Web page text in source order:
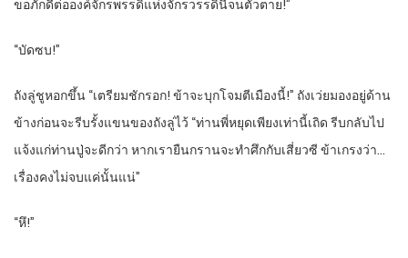
ขอภักดีต่อองค์จักรพรรดิแห่งจักรวรรดินี้จนตัวตาย!”
“บัดซบ!”
ถังลู่ชูหอกขึ้น “เตรียมชักรอก! ข้าจะบุกโจมตีเมืองนี้!” ถังเว่ยมองอยู่ด้าน
ข้างก่อนจะรีบรั้งแขนของถังลู่ไว้ “ท่านพี่หยุดเพียงเท่านี้เถิด รีบกลับไป
แจ้งแก่ท่านปู่จะดีกว่า หากเรายืนกรานจะทำศึกกับเสี่ยวซี ข้าเกรงว่า…
เรื่องคงไม่จบแค่นั้นแน่”
“หึ!”